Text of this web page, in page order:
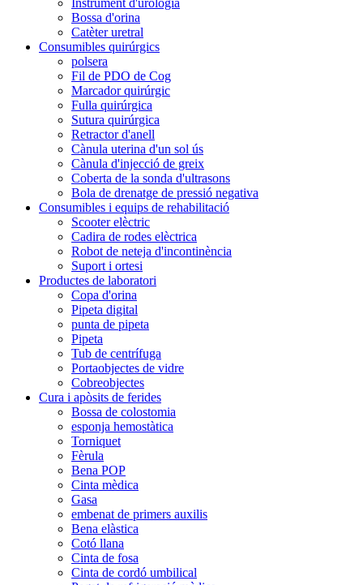
Bossa d'orina
Catèter uretral
Consumibles quirúrgics
polsera
Fil de PDO de Cog
Marcador quirúrgic
Fulla quirúrgica
Sutura quirúrgica
Retractor d'anell
Cànula uterina d'un sol ús
Cànula d'injecció de greix
Coberta de la sonda d'ultrasons
Bola de drenatge de pressió negativa
Consumibles i equips de rehabilitació
Scooter elèctric
Cadira de rodes elèctrica
Robot de neteja d'incontinència
Suport i ortesi
Productes de laboratori
Copa d'orina
Pipeta digital
punta de pipeta
Pipeta
Tub de centrífuga
Portaobjectes de vidre
Cobreobjectes
Cura i apòsits de ferides
Bossa de colostomia
esponja hemostàtica
Torniquet
Fèrula
Bena POP
Cinta mèdica
Gasa
embenat de primers auxilis
Bena elàstica
Cotó llana
Cinta de fosa
Cinta de cordó umbilical